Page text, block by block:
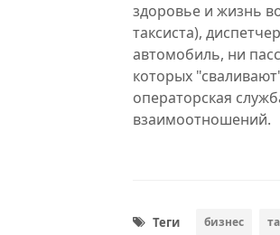
здоровье и жизнь
таксиста),
автомобиль, ни
которых
операторская
взаимоотношений.
Теги бизнес